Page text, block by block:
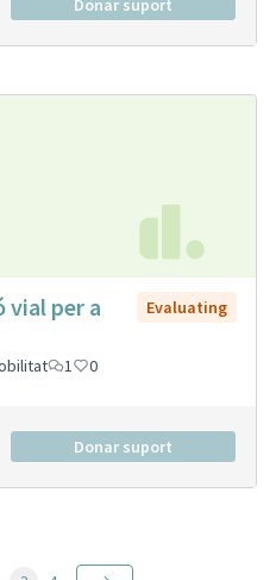
Donar suport
vial per a
Evaluating
1 0
Donar suport